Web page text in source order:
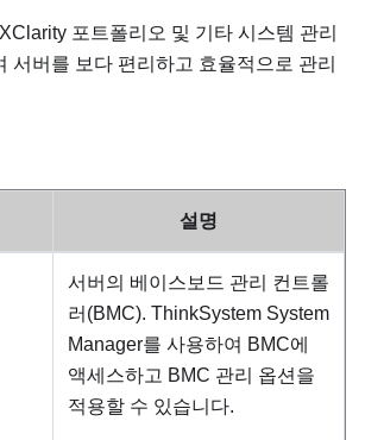
포트폴리오 및 기타 시스템 관리
서버를 보다 편리하고 효율적으로 관리
설명
서버의 베이스보드 관리 컨트롤
러(BMC). ThinkSystem System
Manager를 사용하여 BMC에
액세스하고 BMC 관리 옵션을
적용할 수 있습니다.